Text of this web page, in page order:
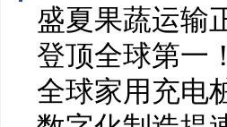
盛夏果蔬运输
登顶全球第一
全球家用充电